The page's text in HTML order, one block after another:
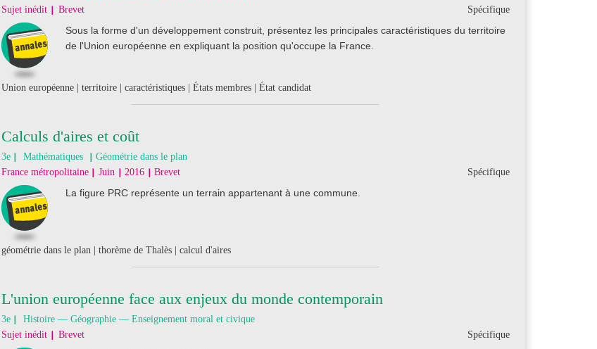
Spécifique
Sujet inédit Brevet
Sous la forme d'un développement construit, présentez les principales caractéristiques du territoire
de l'Union européenne en expliquant la position qu'occupe la France.
Union européenne | territoire | caractéristiques | États membres | État candidat
Calculs d'aires et coût
3e Mathématiques
Géométrie dans le plan
Spécifique
France métropolitaine Juin 2016 Brevet
La figure PRC représente un terrain appartenant à une commune.
géométrie dans le plan | thorème de Thalès | calcul d'aires
L'union européenne face aux enjeux du monde contemporain
3e
Histoire — Géographie — Enseignement moral et civique
Spécifique
Sujet inédit Brevet